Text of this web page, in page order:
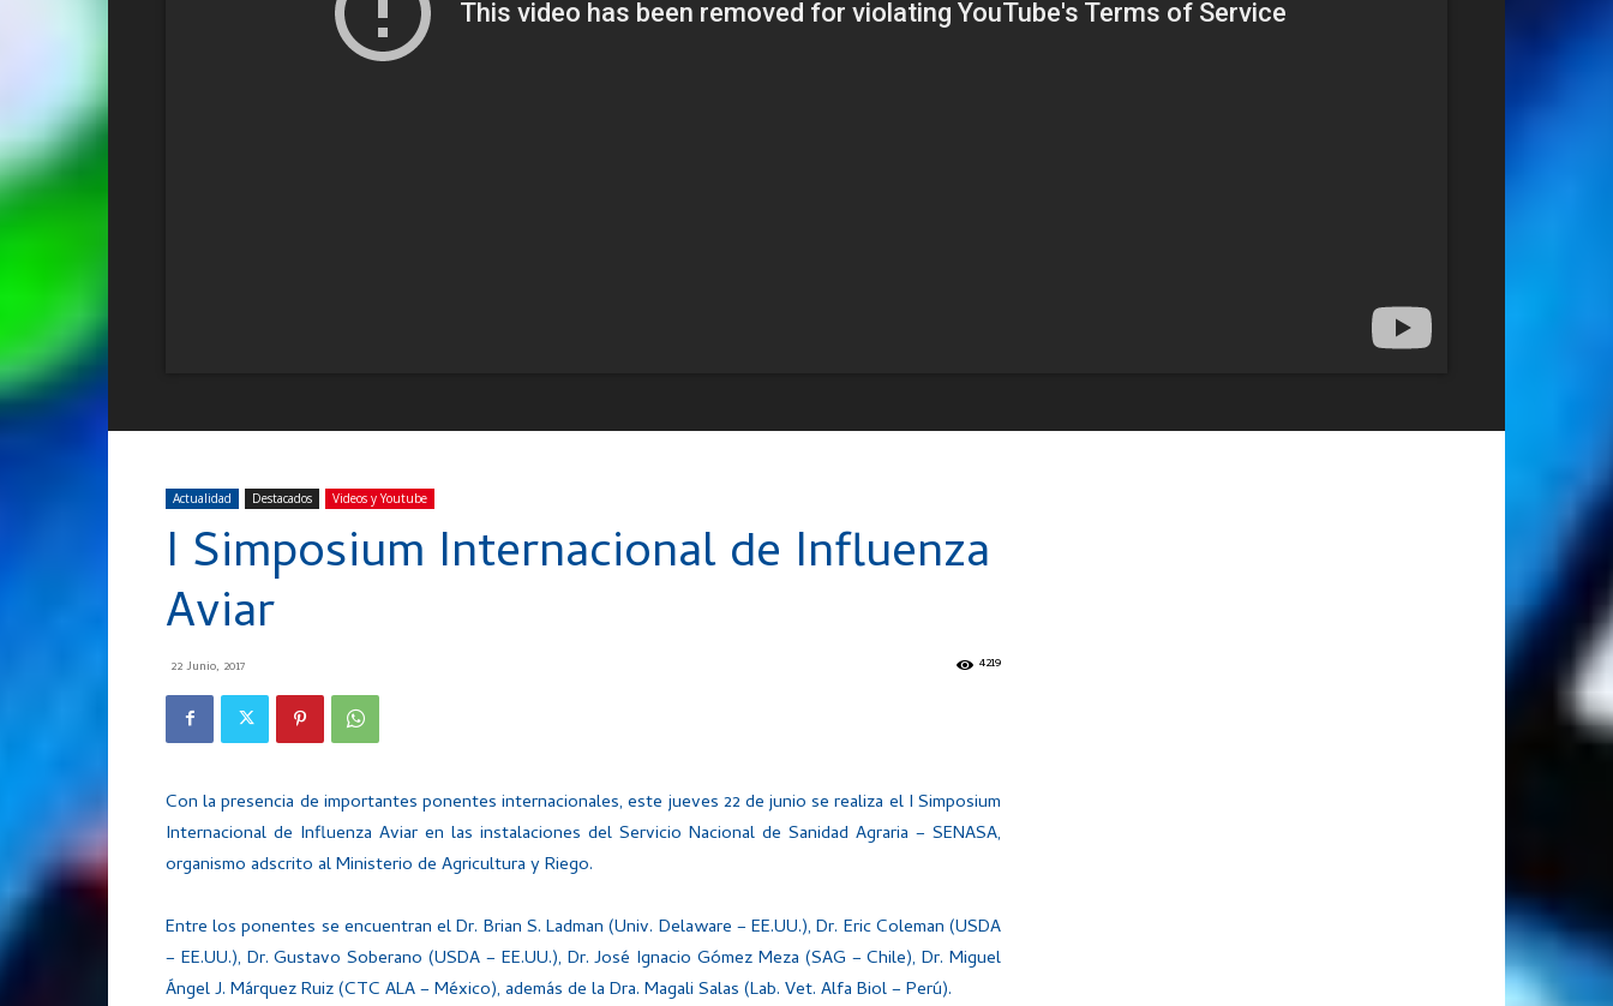
Actualidad Destacados Videos y Youtube
I Simposium Internacional de Influenza
Aviar
22 Junio, 2017 4219
Con la presencia de importantes ponentes internacionales, este jueves 22 de junio se realiza el I Simposium
Internacional de Influenza Aviar en las instalaciones del Servicio Nacional de Sanidad Agraria – SENASA,
organismo adscrito al Ministerio de Agricultura y Riego.
Entre los ponentes se encuentran el Dr. Brian S. Ladman (Univ. Delaware – EE.UU.), Dr. Eric Coleman (USDA
– EE.UU.), Dr. Gustavo Soberano (USDA – EE.UU.), Dr. José Ignacio Gómez Meza (SAG – Chile), Dr. Miguel
Ángel J. Márquez Ruiz (CTC ALA – México), además de la Dra. Magali Salas (Lab. Vet. Alfa Biol – Perú).